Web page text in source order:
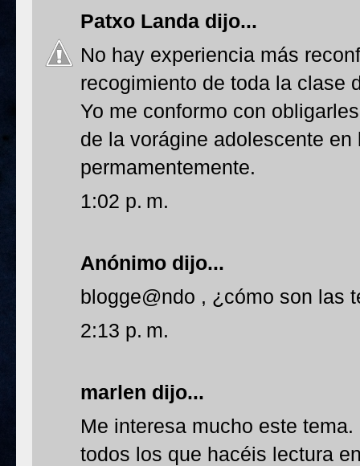
Patxo Landa dijo...
No hay experiencia más
recogimiento de toda la clase
Yo me conformo con
de la vorágine adolescente en
permamentemente.
1:02 p. m.
Anónimo dijo...
blogge@ndo , ¿cómo son las
2:13 p. m.
marlen dijo...
Me interesa mucho este
todos los que hacéis lectura